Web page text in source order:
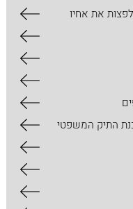
את אחיו
התיק המשפטי